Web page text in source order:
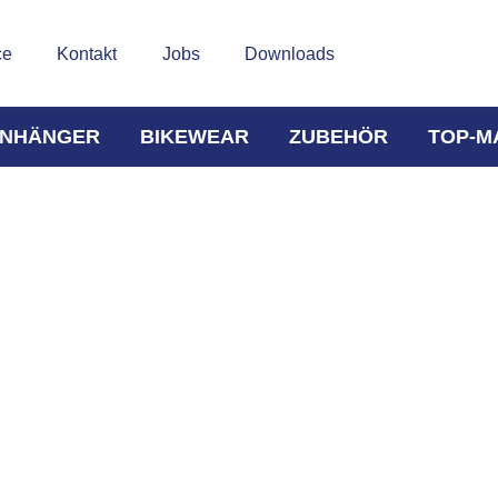
Kontakt Jobs Downloads
BIKEWEAR ZUBEHÖR TOP-